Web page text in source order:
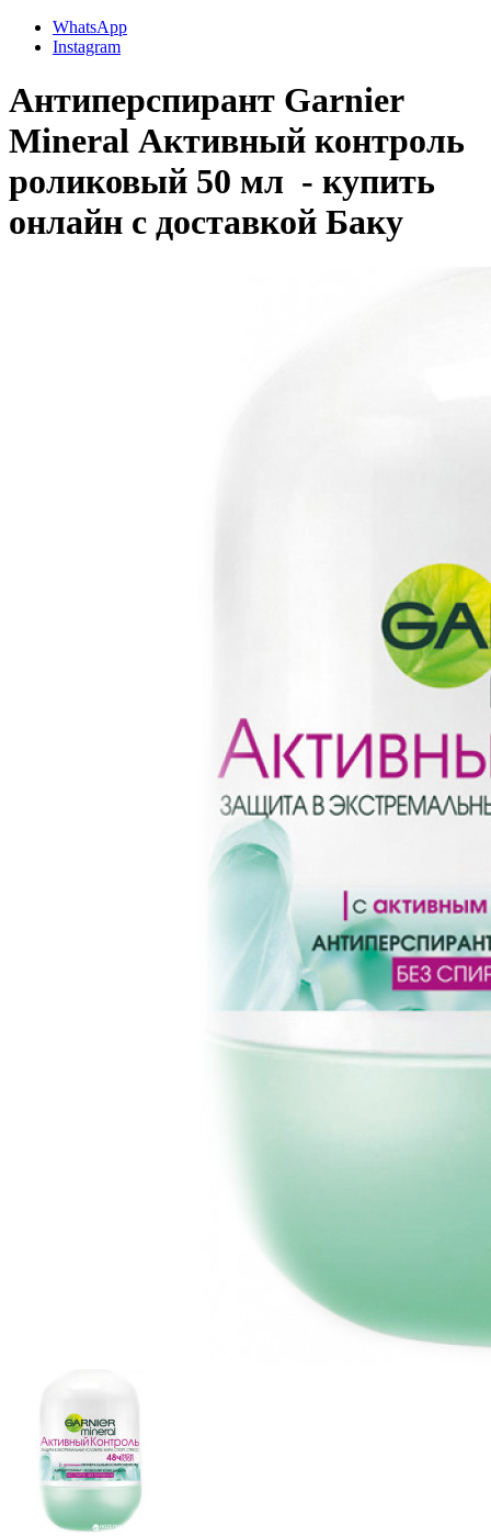
WhatsApp
Instagram
Антиперспирант Garnier
Mineral Активный контроль
роликовый 50 мл - купить
онлайн с доставкой Баку